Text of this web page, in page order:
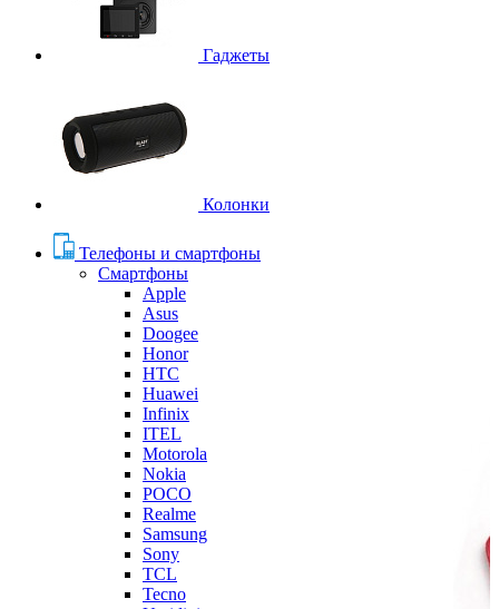
Гаджеты
Колонки
Телефоны и смартфоны
Смартфоны
Apple
Asus
Doogee
Honor
HTC
Huawei
Infinix
ITEL
Motorola
Nokia
POCO
Realme
Samsung
Sony
TCL
Tecno